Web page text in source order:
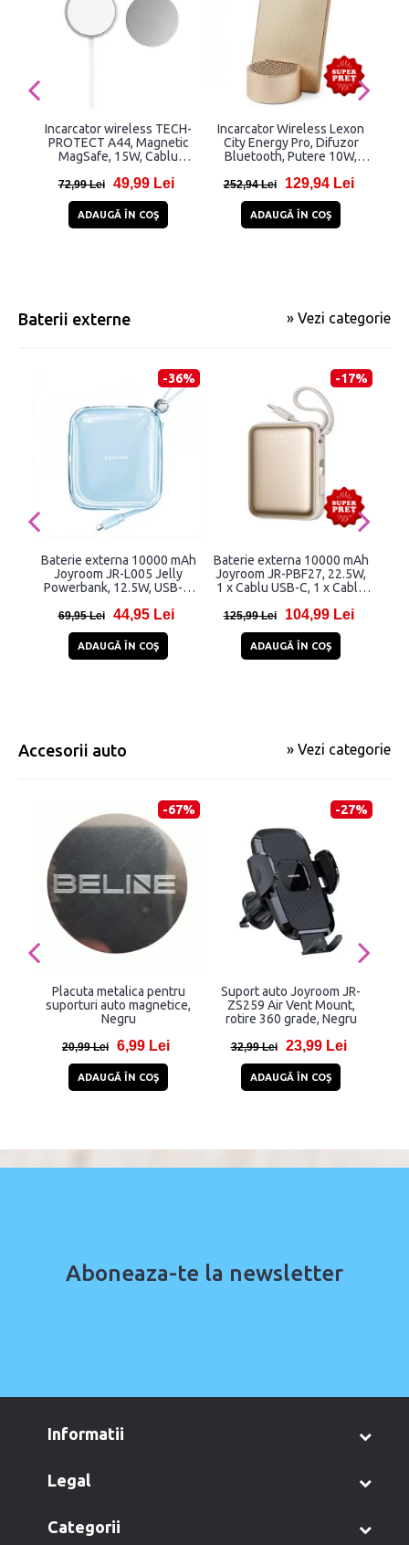
Incarcator wireless TECH-
PROTECT A44, Magnetic
MagSafe, 15W, Cablu
72,99 Lei 49,99 Lei
ADAUGĂ ÎN COŞ
Incarcator Wireless Lexon
City Energy Pro, Difuzor
Bluetooth, Putere 10W,
252,94 Lei 129,94 Lei
ADAUGĂ ÎN COŞ
Baterii externe » Vezi categorie
-36%
Baterie externa 10000 mAh
Joyroom JR-L005 Jelly
Powerbank, 12.5W, USB-C,
integrat, Albastru
69,95 Lei 44,95 Lei
ADAUGĂ ÎN COŞ
-17%
Baterie externa 10000 mAh
Joyroom JR-PBF27, 22.5W,
1 x Cablu USB-C, 1 x Cablu
Gold
125,99 Lei 104,99 Lei
ADAUGĂ ÎN COŞ
Accesorii auto » Vezi categorie
-67%
Placuta metalica pentru
suporturi auto magnetice,
Negru
20,99 Lei 6,99 Lei
ADAUGĂ ÎN COŞ
-27%
Suport auto Joyroom JR-
ZS259 Air Vent Mount,
rotire 360 grade, Negru
32,99 Lei 23,99 Lei
ADAUGĂ ÎN COŞ
Aboneaza-te la newsletter
informatii
legal
categorii